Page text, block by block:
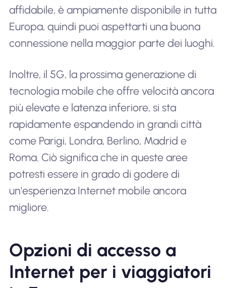
affidabile, è ampiamente disponibile in tutta
Europa, quindi puoi aspettarti una buona
connessione nella maggior parte dei luoghi.
Inoltre, il 5G, la prossima generazione di
tecnologia mobile che offre velocità ancora
più elevate e latenza inferiore, si sta
rapidamente espandendo in grandi città
come Parigi, Londra, Berlino, Madrid e
Roma. Ciò significa che in queste aree
potresti essere in grado di godere di
un'esperienza Internet mobile ancora
migliore.
Opzioni di accesso a
Internet per i viaggiatori